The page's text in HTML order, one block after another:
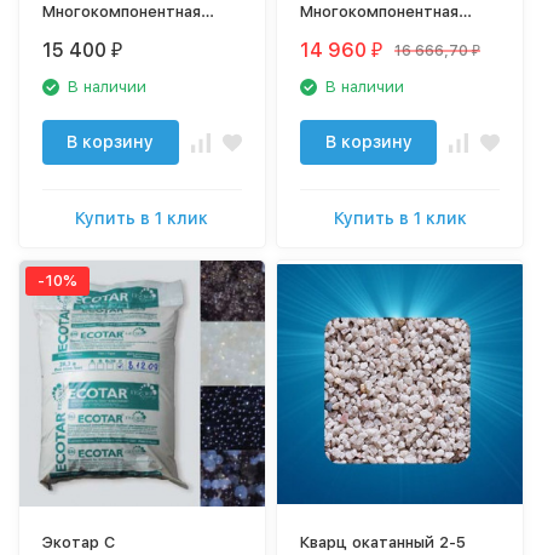
Многокомпонентная
15 400 ₽
В наличии
В корзину
Купить в 1 клик
Многокомпонентная
14 960 ₽ 16 666,70 ₽
В наличии
В корзину
Купить в 1 клик
-10%
Экотар С
Кварц окатанный 2-5